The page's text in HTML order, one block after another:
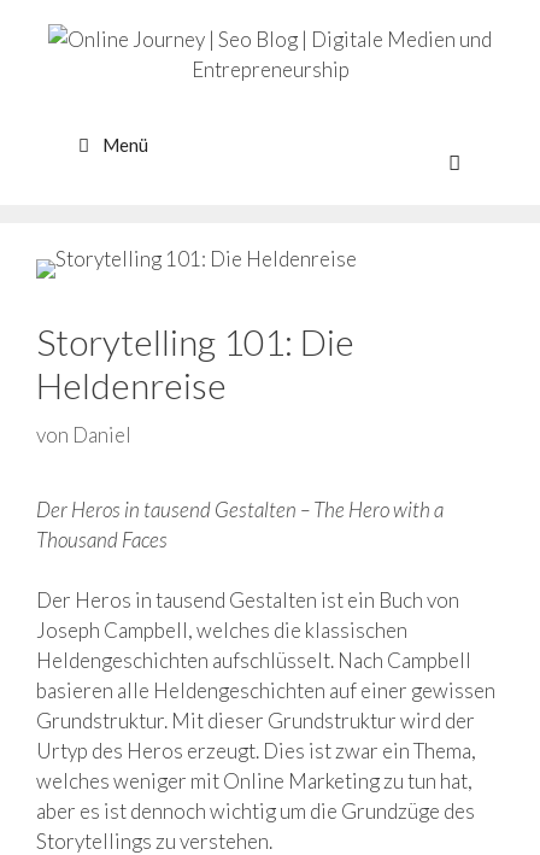
Inhalt
Menü
Storytelling 101: Die
Heldenreise
von Daniel
Der Heros in tausend Gestalten – The Hero with a
Thousand Faces
Der Heros in tausend Gestalten ist ein Buch von
Joseph Campbell, welches die klassischen
Heldengeschichten aufschlüsselt. Nach Campbell
basieren alle Heldengeschichten auf einer gewissen
Grundstruktur. Mit dieser Grundstruktur wird der
Urtyp des Heros erzeugt. Dies ist zwar ein Thema,
welches weniger mit Online Marketing zu tun hat,
aber es ist dennoch wichtig um die Grundzüge des
Storytellings zu verstehen.